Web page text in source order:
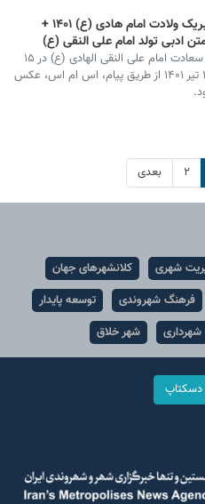
پیام تبریک ولادت امام هادی (ع) ۱۴۰۱ +
ادبی تولد امام علی النقی (ع)
پیام تبریک ولادت با سعادت امام علی النقی الهادی (ع) در ۱۵
ذی الحجه برابر با ۲۴ تیر ۱۴۰۱ از طریق پیام، اس ام اس، عکس
۲ بعدی
شهری
کلانشهرهای جهان
فرهنگ شهروندی
توسعه پایدار
شهرداری شهر خلاق